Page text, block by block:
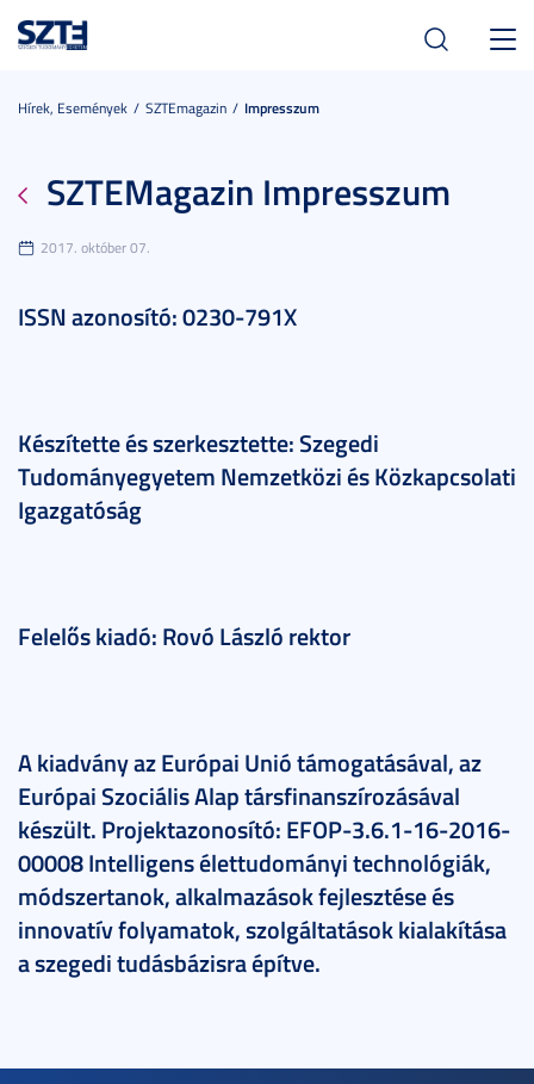
Hírek, Események SZTEmagazin Impresszum
SZTEMagazin Impresszum
2017. október 07.
ISSN azonosító: 0230-791X
Készítette és szerkesztette: Szegedi
Tudományegyetem Nemzetközi és Közkapcsolati
Igazgatóság
Felelős kiadó: Rovó László rektor
A kiadvány az Európai Unió támogatásával, az
Európai Szociális Alap társfinanszírozásával
készült. Projektazonosító: EFOP-3.6.1-16-2016-
00008 Intelligens élettudományi technológiák,
módszertanok, alkalmazások fejlesztése és
innovatív folyamatok, szolgáltatások kialakítása
a szegedi tudásbázisra építve.